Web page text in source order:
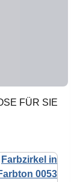
FÜR SIE